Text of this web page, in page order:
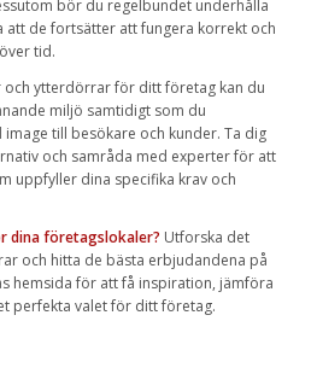
bör du regelbundet underhålla
de fortsätter att fungera korrekt och
tid.
ytterdörrar för ditt företag kan du
miljö samtidigt som du
till besökare och kunder. Ta dig
och samråda med experter för att
uppfyller dina specifika krav och
dina företagslokaler? Utforska det
och hitta de bästa erbjudandena på
hemsida för att få inspiration, jämföra
perfekta valet för ditt företag.